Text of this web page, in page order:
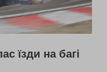
їзди на багі